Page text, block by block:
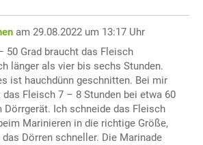
am 29.08.2022 um 13:17 Uhr
50 Grad braucht das Fleisch
länger als vier bis sechs Stunden.
ist hauchdünn geschnitten. Bei mir
das Fleisch 7 – 8 Stunden bei etwa 60
Dörrgerät. Ich schneide das Fleisch
Marinieren in die richtige Größe,
das Dörren schneller. Die Marinade